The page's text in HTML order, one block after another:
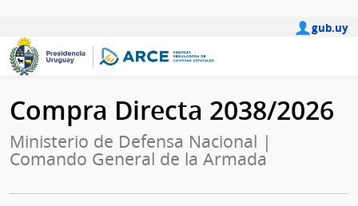
gub.uy
Compra Directa 2038/2026
Ministerio de Defensa Nacional |
Comando General de la Armada